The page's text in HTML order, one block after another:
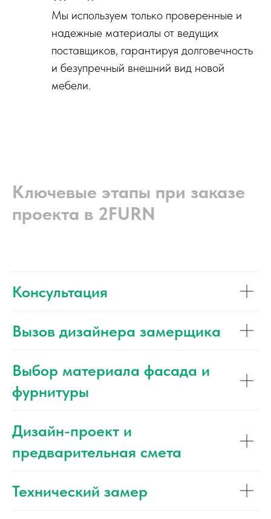
Мы используем только проверенные и
надежные материалы от ведущих
поставщиков, гарантируя долговечность
и безупречный внешний вид новой
мебели.
Ключевые этапы при заказе
проекта в 2FURN
Консультация
Вызов дизайнера замерщика
Выбор материала фасада и
фурнитуры
Дизайн-проект и
предварительная смета
Технический замер